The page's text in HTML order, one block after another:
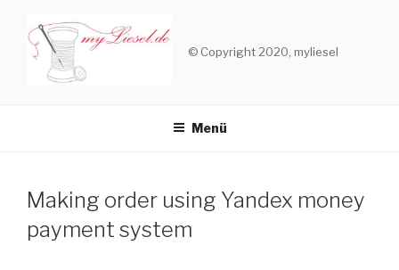
Inhalt
springen
© Copyright 2020, myliesel
Menü
Making order using Yandex money
payment system